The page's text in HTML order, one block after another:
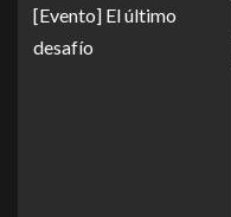
[Evento] El último
desafío